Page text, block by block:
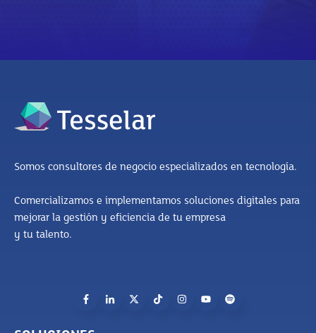
Somos consultores de negocio especializados en tecnología.
Comercializamos e implementamos soluciones digitales para
mejorar la gestión y eficiencia de tu empresa
y tu talento.